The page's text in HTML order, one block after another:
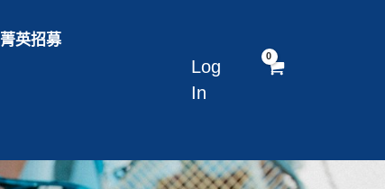
菁英招募
Log
In